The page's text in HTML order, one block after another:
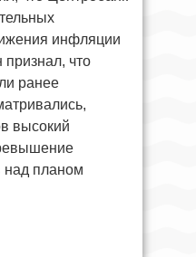
инфляции
признал, что
ранее
высокий
над планом